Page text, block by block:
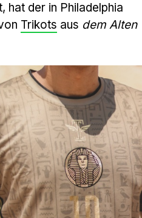
hat der in Philadelphia
Trikots aus dem Alten